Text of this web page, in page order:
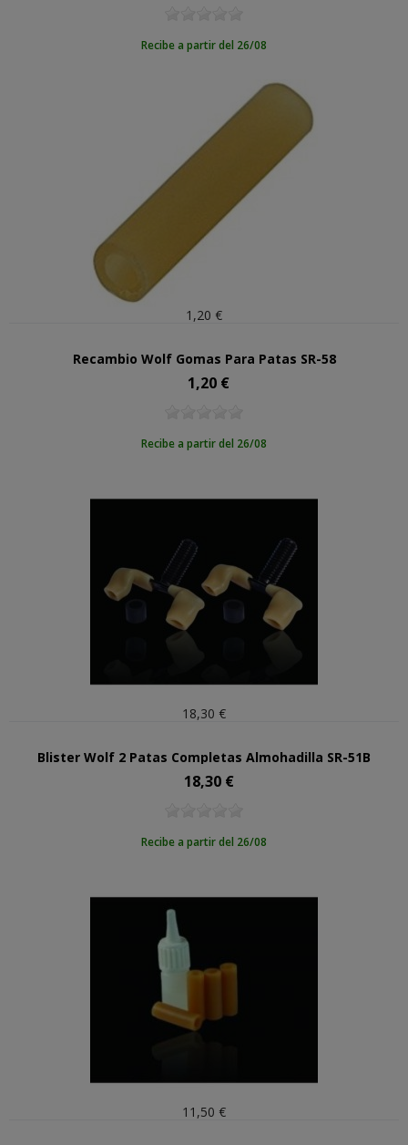
Recibe a partir del 26/08
1,20 €
Recambio Wolf Gomas Para Patas SR-58
Precio
1,20 €
Recibe a partir del 26/08
18,30 €
Blister Wolf 2 Patas Completas Almohadilla SR-51B
Precio
18,30 €
Recibe a partir del 26/08
11,50 €